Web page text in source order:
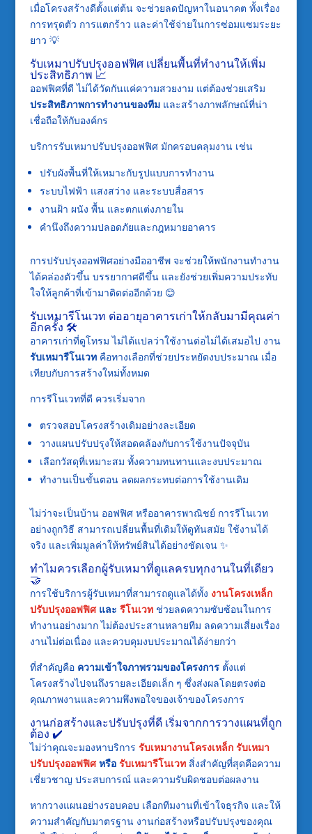
เมื่อโครงสร้างดีตั้งแต่ต้น จะช่วยลดปัญหาในอนาคต ทั้งเรื่อง
การทรุดตัว การแตกร้าว และค่าใช้จ่ายในการซ่อมแซมระยะ
ยาว 💡
รับเหมาปรับปรุงออฟฟิศ เปลี่ยนพื้นที่ทำงานให้เพิ่ม
ประสิทธิภาพ 📈
ออฟฟิศที่ดี ไม่ได้วัดกันแค่ความสวยงาม แต่ต้องช่วยเสริม
ประสิทธิภาพการทำงานของทีมและสร้างภาพลักษณ์ที่น่า
เชื่อถือให้กับองค์กร
บริการรับเหมาปรับปรุงออฟฟิศ มักครอบคลุมงาน เช่น
ปรับผังพื้นที่ให้เหมาะกับรูปแบบการทำงาน
ระบบไฟฟ้า แสงสว่าง และระบบสื่อสาร
งานฝ้า ผนัง พื้น และตกแต่งภายใน
คำนึงถึงความปลอดภัยและกฎหมายอาคาร
การปรับปรุงออฟฟิศอย่างมืออาชีพ จะช่วยให้พนักงานทำงาน
ได้คล่องตัวขึ้น บรรยากาศดีขึ้น และยังช่วยเพิ่มความประทับ
ใจให้ลูกค้าที่เข้ามาติดต่ออีกด้วย 😊
รับเหมารีโนเวท ต่ออายุอาคารเก่าให้กลับมามีคุณค่า
อีกครั้ง 🛠️
อาคารเก่าที่ดูโทรม ไม่ได้แปลว่าใช้งานต่อไม่ได้เสมอไป งาน
รับเหมารีโนเวทคือทางเลือกที่ช่วยประหยัดงบประมาณ เมื่อ
เทียบกับการสร้างใหม่ทั้งหมด
การรีโนเวทที่ดี ควรเริ่มจาก
ตรวจสอบโครงสร้างเดิมอย่างละเอียด
วางแผนปรับปรุงให้สอดคล้องกับการใช้งานปัจจุบัน
เลือกวัสดุที่เหมาะสม ทั้งความทนทานและงบประมาณ
ทำงานเป็นขั้นตอน ลดผลกระทบต่อการใช้งานเดิม
ไม่ว่าจะเป็นบ้าน ออฟฟิศ หรืออาคารพาณิชย์ การรีโนเวท
อย่างถูกวิธี สามารถเปลี่ยนพื้นที่เดิมให้ดูทันสมัย ใช้งานได้
จริง และเพิ่มมูลค่าให้ทรัพย์สินได้อย่างชัดเจน ✨
ทำไมควรเลือกผู้รับเหมาที่ดูแลครบทุกงานในที่เดียว
🤝
การใช้บริการผู้รับเหมาที่สามารถดูแลได้ทั้ง งานโครงเหล็ก
ปรับปรุงออฟฟิศและ รีโนเวทช่วยลดความซับซ้อนในการ
ทำงานอย่างมาก ไม่ต้องประสานหลายทีม ลดความเสี่ยงเรื่อง
งานไม่ต่อเนื่อง และควบคุมงบประมาณได้ง่ายกว่า
ที่สำคัญคือ ความเข้าใจภาพรวมของโครงการตั้งแต่
โครงสร้างไปจนถึงรายละเอียดเล็ก ๆ ซึ่งส่งผลโดยตรงต่อ
คุณภาพงานและความพึงพอใจของเจ้าของโครงการ
งานก่อสร้างและปรับปรุงที่ดี เริ่มจากการวางแผนที่ถูก
ต้อง ✔️
ไม่ว่าคุณจะมองหาบริการ รับเหมางานโครงเหล็ก รับเหมา
ปรับปรุงออฟฟิศหรือรับเหมารีโนเวทสิ่งสำคัญที่สุดคือความ
เชี่ยวชาญ ประสบการณ์ และความรับผิดชอบต่อผลงาน
หากวางแผนอย่างรอบคอบ เลือกทีมงานที่เข้าใจธุรกิจ และให้
ความสำคัญกับมาตรฐาน งานก่อสร้างหรือปรับปรุงของคุณ